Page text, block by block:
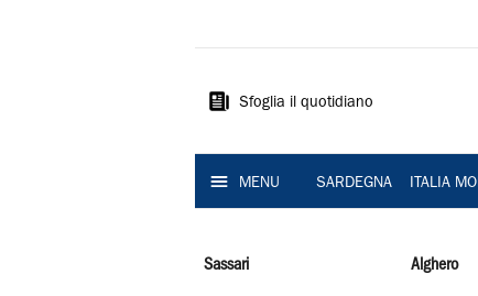
Sardegna
Sfoglia il quotidiano
MENU SARDEGNA ITALIA
Sassari Alghero